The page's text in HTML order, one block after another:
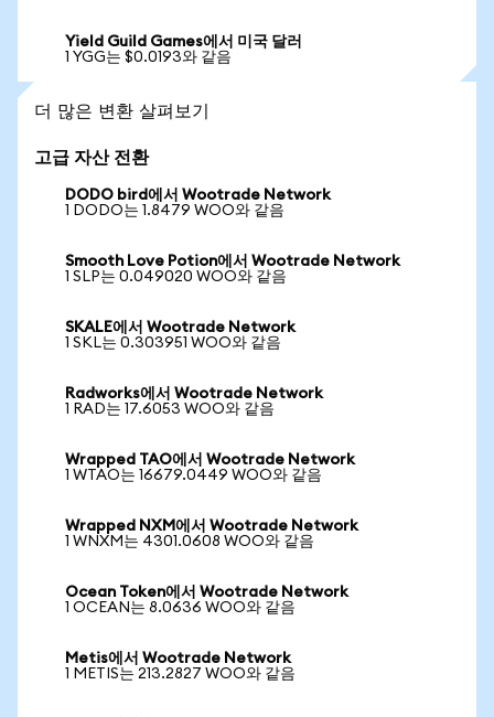
Yield Guild Games에서 미국 달러
1 YGG는 $0.0193와 같음
더 많은 변환 살펴보기
고급 자산 전환
DODO bird에서 Wootrade Network
1 DODO는 1.8479 WOO와 같음
Smooth Love Potion에서 Wootrade Network
1 SLP는 0.049020 WOO와 같음
SKALE에서 Wootrade Network
1 SKL는 0.303951 WOO와 같음
Radworks에서 Wootrade Network
1 RAD는 17.6053 WOO와 같음
Wrapped TAO에서 Wootrade Network
1 WTAO는 16679.0449 WOO와 같음
Wrapped NXM에서 Wootrade Network
1 WNXM는 4301.0608 WOO와 같음
Ocean Token에서 Wootrade Network
1 OCEAN는 8.0636 WOO와 같음
Metis에서 Wootrade Network
1 METIS는 213.2827 WOO와 같음